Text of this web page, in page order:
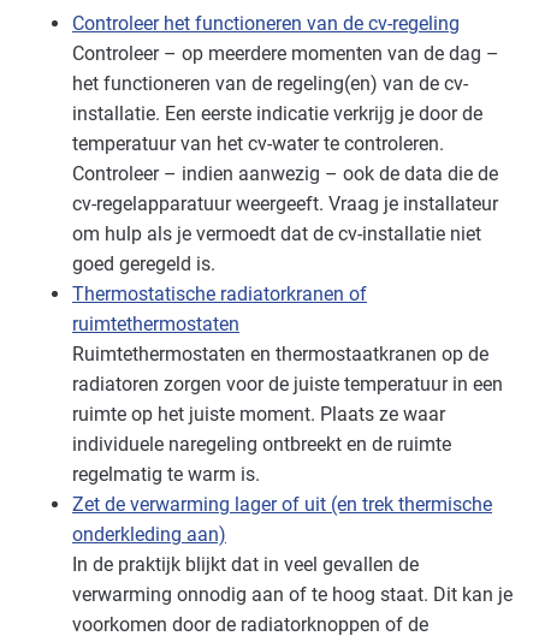
Controleer het functioneren van de cv-regeling
Controleer – op meerdere momenten van de dag –
het functioneren van de regeling(en) van de cv-
installatie. Een eerste indicatie verkrijg je door de
temperatuur van het cv-water te controleren.
Controleer – indien aanwezig – ook de data die de
cv-regelapparatuur weergeeft. Vraag je installateur
om hulp als je vermoedt dat de cv-installatie niet
goed geregeld is.
Thermostatische radiatorkranen of
ruimtethermostaten
Ruimtethermostaten en thermostaatkranen op de
radiatoren zorgen voor de juiste temperatuur in een
ruimte op het juiste moment. Plaats ze waar
individuele naregeling ontbreekt en de ruimte
regelmatig te warm is.
Zet de verwarming lager of uit (en trek thermische
onderkleding aan)
In de praktijk blijkt dat in veel gevallen de
verwarming onnodig aan of te hoog staat. Dit kan je
voorkomen door de radiatorknoppen of de